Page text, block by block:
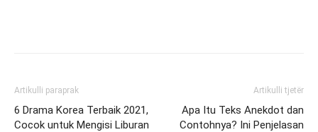
Artikulli paraprak
6 Drama Korea Terbaik 2021,
Cocok untuk Mengisi Liburan
Artikulli tjetër
Apa Itu Teks Anekdot dan
Contohnya? Ini Penjelasan